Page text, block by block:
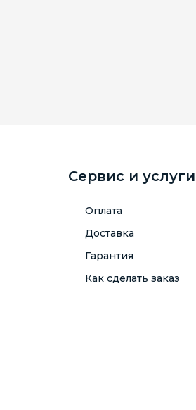
Сервис и услуги
Оплата
Доставка
Гарантия
Как сделать заказ